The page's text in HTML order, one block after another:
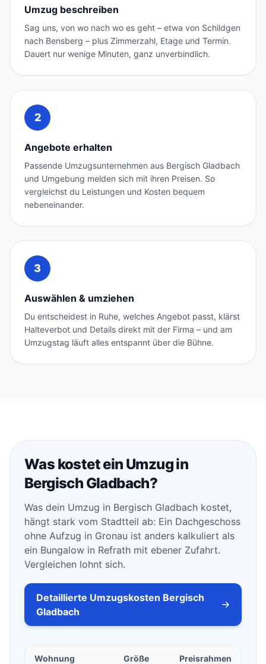
Umzug beschreiben
Sag uns, von wo nach wo es geht – etwa von Schildgen
nach Bensberg – plus Zimmerzahl, Etage und Termin.
Dauert nur wenige Minuten, ganz unverbindlich.
2
Angebote erhalten
Passende Umzugsunternehmen aus Bergisch Gladbach
und Umgebung melden sich mit ihren Preisen. So
vergleichst du Leistungen und Kosten bequem
nebeneinander.
3
Auswählen & umziehen
Du entscheidest in Ruhe, welches Angebot passt, klärst
Halteverbot und Details direkt mit der Firma – und am
Umzugstag läuft alles entspannt über die Bühne.
Was kostet ein Umzug in
Bergisch Gladbach?
Was dein Umzug in Bergisch Gladbach kostet,
hängt stark vom Stadtteil ab: Ein Dachgeschoss
ohne Aufzug in Gronau ist anders kalkuliert als
ein Bungalow in Refrath mit ebener Zufahrt.
Vergleichen lohnt sich.
Detaillierte Umzugskosten Bergisch
Gladbach
Wohnung Größe Preisrahmen